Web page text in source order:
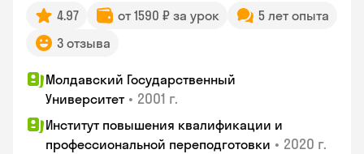
4.97 от 1590 ₽ за урок
5 лет опыта
3 отзыва
Молдавский Государственный
Университет • 2001 г.
Институт повышения квалификации и
профессиональной переподготовки • 2020 г.